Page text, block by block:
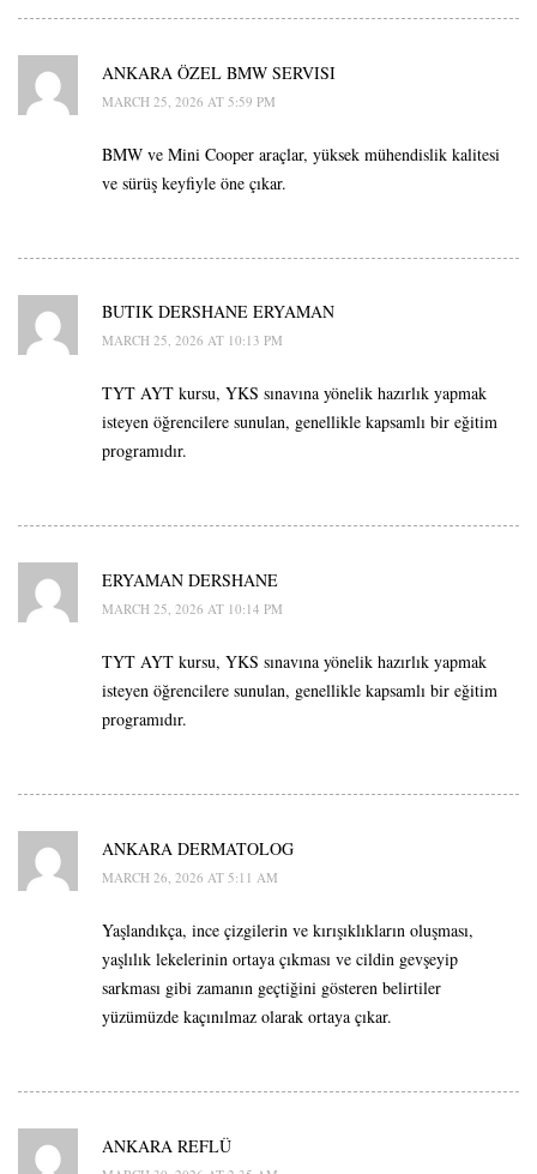
ANKARA ÖZEL BMW SERVISI
MARCH 25, 2026 AT 5:59 PM
BMW ve Mini Cooper araçlar, yüksek mühendislik kalitesi
ve sürüş keyfiyle öne çıkar.
BUTIK DERSHANE ERYAMAN
MARCH 25, 2026 AT 10:13 PM
TYT AYT kursu, YKS sınavına yönelik hazırlık yapmak
isteyen öğrencilere sunulan, genellikle kapsamlı bir eğitim
programıdır.
ERYAMAN DERSHANE
MARCH 25, 2026 AT 10:14 PM
TYT AYT kursu, YKS sınavına yönelik hazırlık yapmak
isteyen öğrencilere sunulan, genellikle kapsamlı bir eğitim
programıdır.
ANKARA DERMATOLOG
MARCH 26, 2026 AT 5:11 AM
Yaşlandıkça, ince çizgilerin ve kırışıklıkların oluşması,
yaşlılık lekelerinin ortaya çıkması ve cildin gevşeyip
sarkması gibi zamanın geçtiğini gösteren belirtiler
yüzümüzde kaçınılmaz olarak ortaya çıkar.
ANKARA REFLÜ